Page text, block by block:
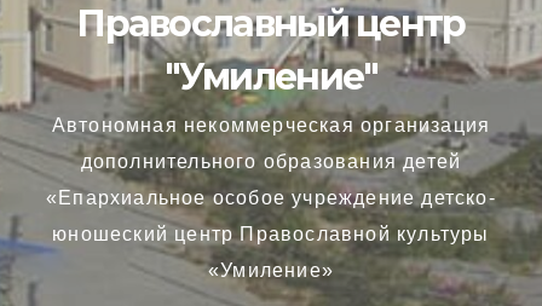
Православный центр
"Умиление"
Автономная некоммерческая организация
дополнительного образования детей
«Епархиальное особое учреждение детско-
юношеский центр Православной культуры
«Умиление»